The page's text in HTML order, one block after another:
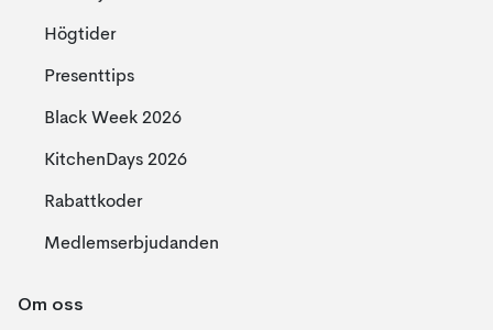
Högtider
Presenttips
Black Week 2026
KitchenDays 2026
Rabattkoder
Medlemserbjudanden
Om oss